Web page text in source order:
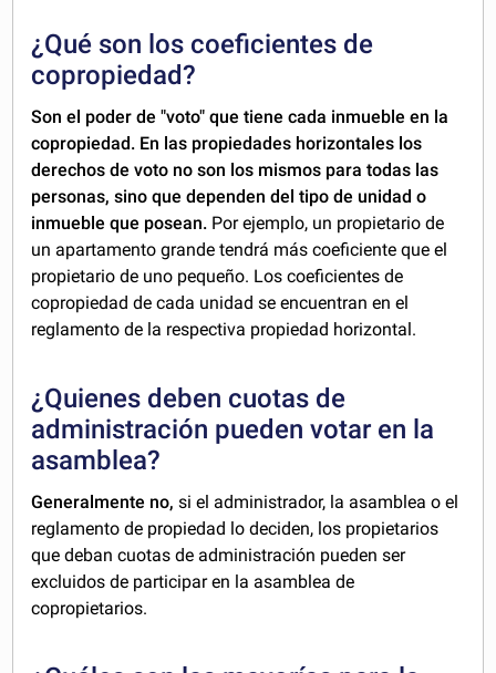
¿Qué son los coeficientes de
copropiedad?
Son el poder de "voto" que tiene cada inmueble en la
copropiedad. En las propiedades horizontales los
derechos de voto no son los mismos para todas las
personas, sino que dependen del tipo de unidad o
inmueble que posean. Por ejemplo, un propietario de
un apartamento grande tendrá más coeficiente que el
propietario de uno pequeño. Los coeficientes de
copropiedad de cada unidad se encuentran en el
reglamento de la respectiva propiedad horizontal.
¿Quienes deben cuotas de
administración pueden votar en la
asamblea?
Generalmente no,si el administrador, la asamblea o el
reglamento de propiedad lo deciden, los propietarios
que deban cuotas de administración pueden ser
excluidos de participar en la asamblea de
copropietarios.